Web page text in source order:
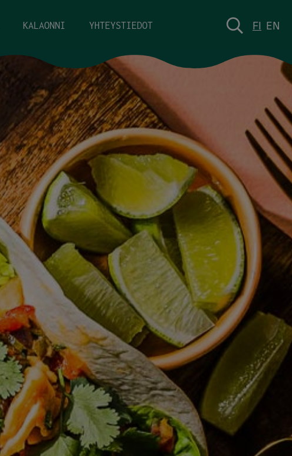
KALAONNI YHTEYSTIEDOT FI EN